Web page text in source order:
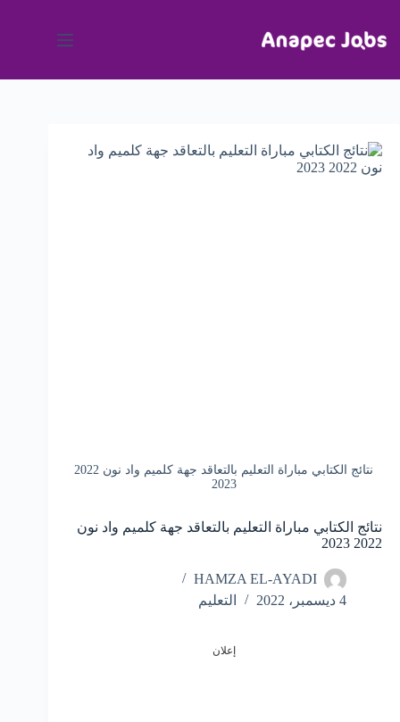
المحتوى
نتائج الكتابي مباراة التعليم بالتعاقد جهة كلميم واد نون 2022
2023
نتائج الكتابي مباراة التعليم بالتعاقد جهة كلميم واد نون
2022 2023
HAMZA EL-AYADI
4 ديسمبر، 2022
التعليم
إعلان